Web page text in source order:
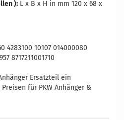
): L x B x H in mm 120 x 68 x
4283100 10107 014000080
8717211001710
Ersatzteil ein
für PKW Anhänger &